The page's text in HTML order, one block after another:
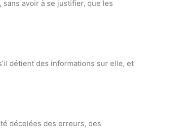
avoir à se justifier, que les
détient des informations sur elle, et
décelées des erreurs, des